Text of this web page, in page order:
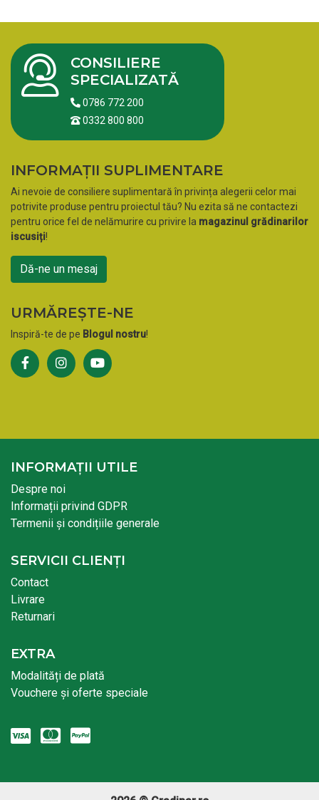
CONSILIERE
SPECIALIZATĂ
0786 772 200
0332 800 800
INFORMAȚII SUPLIMENTARE
Ai nevoie de consiliere suplimentară în privința alegerii celor mai
potrivite produse pentru proiectul tău? Nu ezita să ne contactezi
pentru orice fel de nelămurire cu privire la magazinul grădinarilor
iscusiți!
Dă-ne un mesaj
URMĂREȘTE-NE
Inspiră-te de pe Blogul nostru!
INFORMAȚII UTILE
Despre noi
Informații privind GDPR
Termenii și condițiile generale
SERVICII CLIENȚI
Contact
Livrare
Returnari
EXTRA
Modalități de plată
Vouchere și oferte speciale